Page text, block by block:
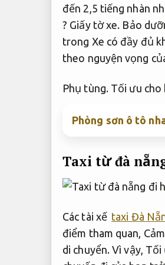
đến 2,5 tiếng nhàn
? Giấy tờ xe. Bảo
trong Xe có đầy đủ
theo nguyện vọng
Phụ tùng. Tối ưu cho
Phòng sơn ô tô
Taxi từ đà
Các tài xế taxi Đà
điểm tham quan,
di chuyển. Vì vậy, Tối